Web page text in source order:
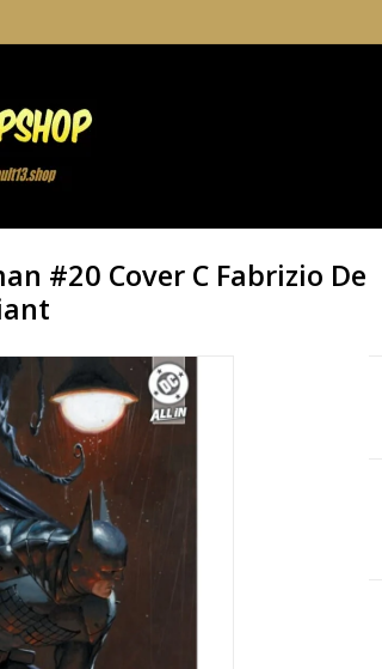
#20 Cover C Fabrizio De